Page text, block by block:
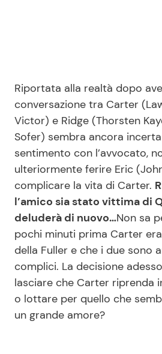
Riportata alla realtà dopo
conversazione tra Carter
Victor) e Ridge (Thorsten
Sofer) sembra ancora
sentimento con l’avvocato,
ulteriormente ferire Eric
complicare la vita di Carter.
l’amico sia stato vittima di
deluderà di nuovo…Non sa
pochi minuti prima Carter
della Fuller e che i due sono
complici. La decisione
lasciare che Carter riprenda
o lottare per quello che
un grande amore?